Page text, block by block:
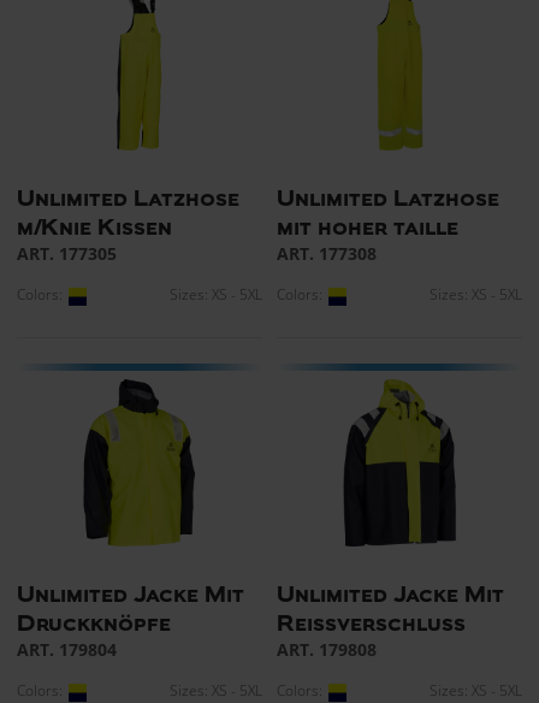
Unlimited Latzhose
m/Knie Kissen
ART. 177305
Colors: Sizes: XS - 5XL
Unlimited Latzhose
mit hoher taille
ART. 177308
Colors: Sizes: XS - 5XL
Unlimited Jacke Mit
Druckknöpfe
ART. 179804
Colors: Sizes: XS - 5XL
Unlimited Jacke Mit
Reissverschluss
ART. 179808
Colors: Sizes: XS - 5XL